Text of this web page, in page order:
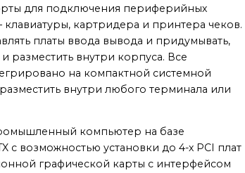
для подключения периферийных
клавиатуры, картридера и принтера чеков.
платы ввода вывода и придумывать,
разместить внутри корпуса. Все
на компактной системной
внутри любого терминала или
компьютер на базе
с возможностью установки до 4-х PCI плат
графической карты с интерфейсом